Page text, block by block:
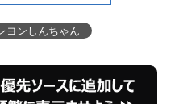
ヨンしんちゃん